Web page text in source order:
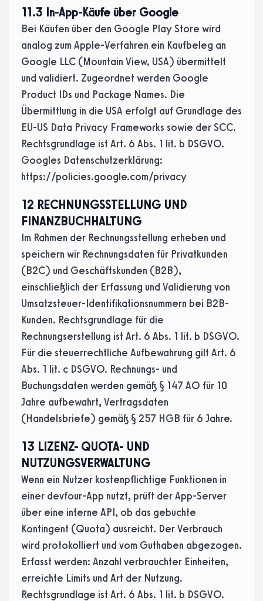
11.3 In-App-Käufe über Google
Bei Käufen über den Google Play Store wird
analog zum Apple-Verfahren ein Kaufbeleg an
Google LLC (Mountain View, USA) übermittelt
und validiert. Zugeordnet werden Google
Product IDs und Package Names. Die
Übermittlung in die USA erfolgt auf Grundlage des
EU-US Data Privacy Frameworks sowie der SCC.
Rechtsgrundlage ist Art. 6 Abs. 1 lit. b DSGVO.
Googles Datenschutzerklärung:
https://policies.google.com/privacy
12 RECHNUNGSSTELLUNG UND
FINANZBUCHHALTUNG
Im Rahmen der Rechnungsstellung erheben und
speichern wir Rechnungsdaten für Privatkunden
(B2C) und Geschäftskunden (B2B),
einschließlich der Erfassung und Validierung von
Umsatzsteuer-Identifikationsnummern bei B2B-
Kunden. Rechtsgrundlage für die
Rechnungserstellung ist Art. 6 Abs. 1 lit. b DSGVO.
Für die steuerrechtliche Aufbewahrung gilt Art. 6
Abs. 1 lit. c DSGVO. Rechnungs- und
Buchungsdaten werden gemäß § 147 AO für 10
Jahre aufbewahrt, Vertragsdaten
(Handelsbriefe) gemäß § 257 HGB für 6 Jahre.
13 LIZENZ- QUOTA- UND
NUTZUNGSVERWALTUNG
Wenn ein Nutzer kostenpflichtige Funktionen in
einer devfour-App nutzt, prüft der App-Server
über eine interne API, ob das gebuchte
Kontingent (Quota) ausreicht. Der Verbrauch
wird protokolliert und vom Guthaben abgezogen.
Erfasst werden: Anzahl verbrauchter Einheiten,
erreichte Limits und Art der Nutzung.
Rechtsgrundlage ist Art. 6 Abs. 1 lit. b DSGVO.